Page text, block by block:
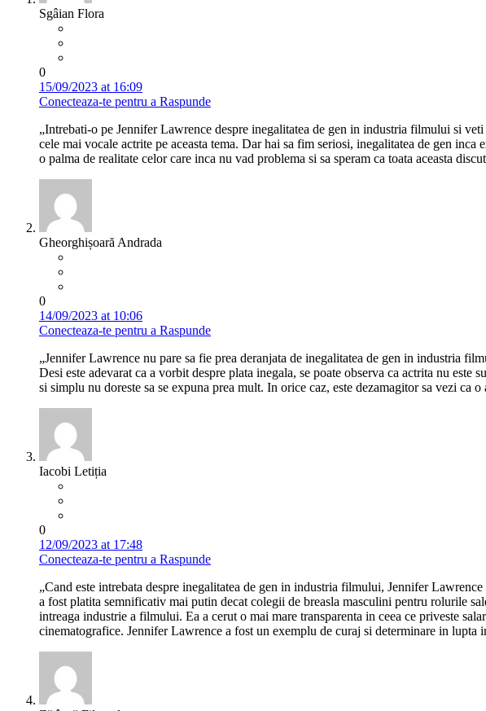
Sgâian Flora
0
15/09/2023 at 16:09
Conecteaza-te pentru a Raspunde
„Intrebati-o pe Jennifer Lawrence despre inegalitatea de gen in industria filmului si
cele mai vocale actrite pe aceasta tema. Dar hai sa fim seriosi, inegalitatea de gen
o palma de realitate celor care inca nu vad problema si sa speram ca toata aceasta
Gheorghișoară Andrada
0
14/09/2023 at 10:06
Conecteaza-te pentru a Raspunde
„Jennifer Lawrence nu pare sa fie prea deranjata de inegalitatea de gen in industria
Desi este adevarat ca a vorbit despre plata inegala, se poate observa ca actrita nu
si simplu nu doreste sa se expuna prea mult. In orice caz, este dezamagitor sa vezi ca
Iacobi Letiția
0
12/09/2023 at 17:48
Conecteaza-te pentru a Raspunde
„Cand este intrebata despre inegalitatea de gen in industria filmului, Jennifer
a fost platita semnificativ mai putin decat colegii de breasla masculini pentru rolurile
intreaga industrie a filmului. Ea a cerut o mai mare transparenta in ceea ce priveste
cinematografice. Jennifer Lawrence a fost un exemplu de curaj si determinare in lupta